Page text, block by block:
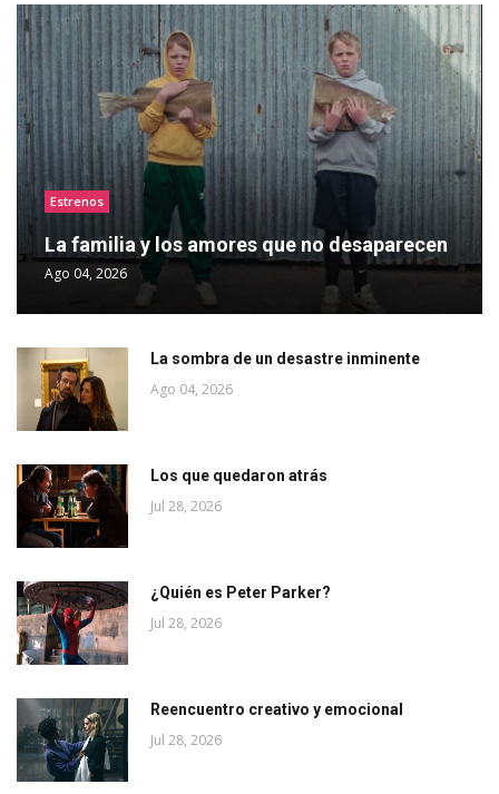
Estrenos
La familia y los amores que no desaparecen
Ago 04, 2026
La sombra de un desastre inminente
Ago 04, 2026
Los que quedaron atrás
Jul 28, 2026
¿Quién es Peter Parker?
Jul 28, 2026
Reencuentro creativo y emocional
Jul 28, 2026